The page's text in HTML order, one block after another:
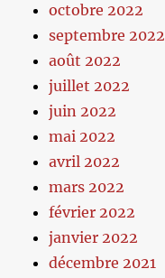
octobre 2022
septembre 2022
août 2022
juillet 2022
juin 2022
mai 2022
avril 2022
mars 2022
février 2022
janvier 2022
décembre 2021